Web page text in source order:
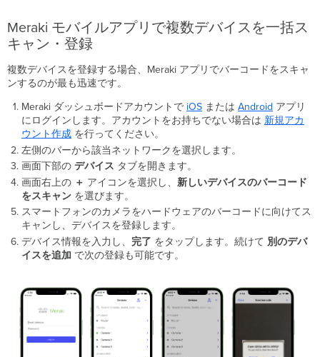
Meraki モバイルアプリで複数デバイスを一括ス
キャン・登録
複数デバイスを登録する場合、Meraki アプリでバーコードをスキャ
ンするのが最も迅速です。
Meraki ダッシュボードアカウントで iOSまたは Android アプリ
にログインします。アカウントをお持ちでない場合は 新規アカ
ウント作成を行ってください。
左側のバーから該当ネットワークを選択します。
画面下部の デバイス タブを開きます。
画面右上の ＋ アイコンを選択し、 新しいデバイスのバーコード
をスキャンを選びます。
スマートフォンのカメラをハードウェアのバーコードに向けてス
キャンし、デバイスを登録します。
デバイス情報を入力し、 完了 をタップします。続けて 別のデバ
イスを追加 で次の登録も可能です。